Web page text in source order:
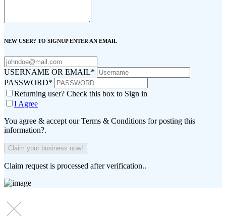
NEW USER? TO SIGNUP ENTER AN EMAIL
USERNAME OR EMAIL*
PASSWORD*
Returning user? Check this box to Sign in
I Agree
You agree & accept our Terms & Conditions for posting this
information?.
Claim request is processed after verification..